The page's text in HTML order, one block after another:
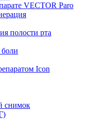
VECTOR Paro
полости рта
Icon
снимок